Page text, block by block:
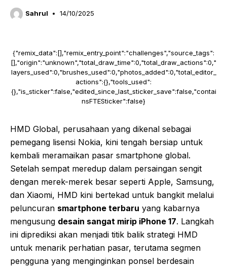
Sahrul 14/10/2025
{"remix_data":[],"remix_entry_point":"challenges","source_tags":
[],"origin":"unknown","total_draw_time":0,"total_draw_actions":0,"
layers_used":0,"brushes_used":0,"photos_added":0,"total_editor_
actions":{},"tools_used":
{},"is_sticker":false,"edited_since_last_sticker_save":false,"contai
nsFTESticker":false}
HMD Global, perusahaan yang dikenal sebagai
pemegang lisensi Nokia, kini tengah bersiap untuk
kembali meramaikan pasar smartphone global.
Setelah sempat meredup dalam persaingan sengit
dengan merek-merek besar seperti Apple, Samsung,
dan Xiaomi, HMD kini bertekad untuk bangkit melalui
peluncuran smartphone terbaru yang kabarnya
mengusung desain sangat mirip iPhone 17. Langkah
ini diprediksi akan menjadi titik balik strategi HMD
untuk menarik perhatian pasar, terutama segmen
pengguna yang menginginkan ponsel berdesain